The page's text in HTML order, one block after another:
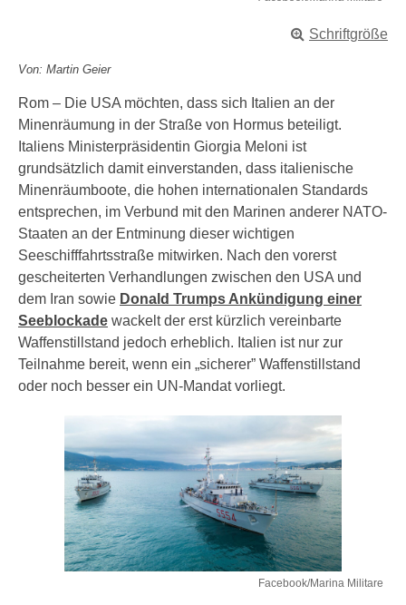
Schriftgröße
Von: Martin Geier
Rom – Die USA möchten, dass sich Italien an der
Minenräumung in der Straße von Hormus beteiligt.
Italiens Ministerpräsidentin Giorgia Meloni ist
grundsätzlich damit einverstanden, dass italienische
Minenräumboote, die hohen internationalen Standards
entsprechen, im Verbund mit den Marinen anderer NATO-
Staaten an der Entminung dieser wichtigen
Seeschifffahrtsstraße mitwirken. Nach den vorerst
gescheiterten Verhandlungen zwischen den USA und
dem Iran sowie Donald Trumps Ankündigung einer
Seeblockade wackelt der erst kürzlich vereinbarte
Waffenstillstand jedoch erheblich. Italien ist nur zur
Teilnahme bereit, wenn ein „sicherer” Waffenstillstand
oder noch besser ein UN-Mandat vorliegt.
Facebook/Marina Militare